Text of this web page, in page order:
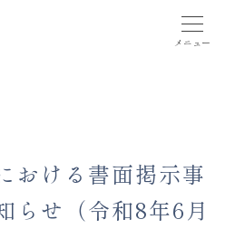
おける書面掲示事
らせ（令和8年6月